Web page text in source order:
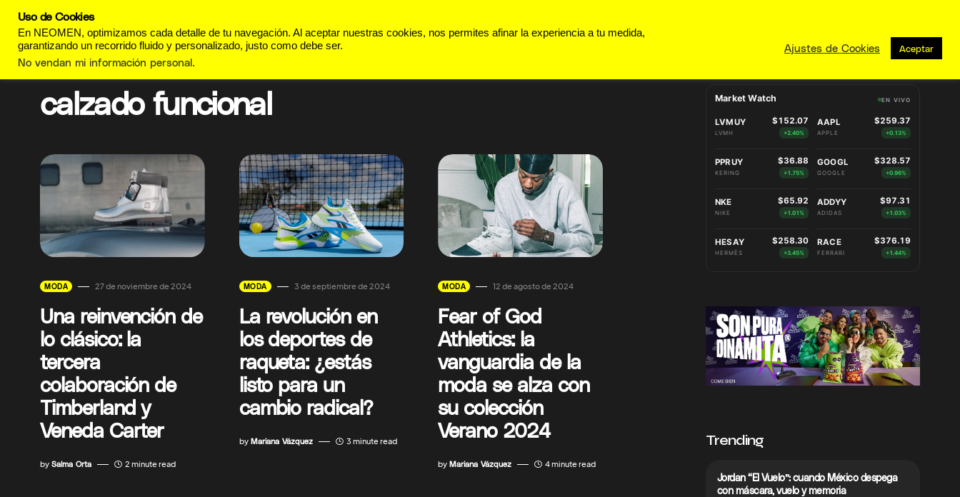
calzado funcional
MODA 27 de noviembre de 2024
Una reinvención de
lo clásico: la
tercera
colaboración de
Timberland y
Veneda Carter
by Salma Orta 2 minute read
MODA 3 de septiembre de 2024
La revolución en
los deportes de
raqueta: ¿estás
listo para un
cambio radical?
by Mariana Vázquez 3 minute read
MODA 12 de agosto de 2024
Fear of God
Athletics: la
vanguardia de la
moda se alza con
su colección
Verano 2024
by Mariana Vázquez 4 minute read
Market Watch EN VIVO
LVMUY
LVMH
$152.07
+2.40%
AAPL
APPLE
$259.37
+0.13%
PPRUY
KERING
$36.88
+1.75%
GOOGL
GOOGLE
$328.57
+0.96%
NKE
NIKE
$65.92
+1.01%
ADDYY
ADIDAS
$97.31
+1.03%
HESAY
HERMÈS
$258.30
+3.45%
RACE
FERRARI
$376.19
+1.44%
Trending
Jordan “El Vuelo”: cuando México despega
con máscara, vuelo y memoria
Uso de Cookies
En NEOMEN, optimizamos cada detalle de tu navegación. Al aceptar nuestras cookies, nos permites afinar la experiencia a tu medida,
garantizando un recorrido fluido y personalizado, justo como debe ser.
No vendan mi información personal.
Ajustes de Cookies Aceptar